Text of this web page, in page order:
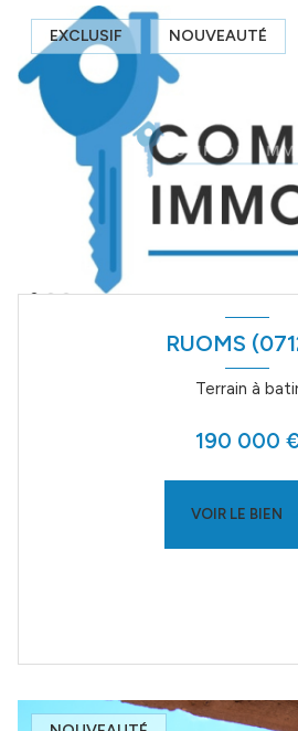
EXCLUSIF NOUVEAUTÉ
RUOMS
Terrain à
190 000
VOIR LE BIEN